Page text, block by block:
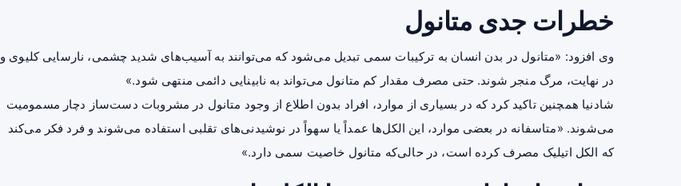
خطرات جدی متانول
وی افزود: «متانول در بدن انسان به ترکیبات سمی تبدیل می‌شود که می‌توانند به آسیب‌های شدید چشمی، نارسایی کلیوی و
در نهایت، مرگ منجر شوند. حتی مصرف مقدار کم متانول می‌تواند به نابینایی دائمی منتهی شود.»
شادنیا همچنین تاکید کرد که در بسیاری از موارد، افراد بدون اطلاع از وجود متانول در مشروبات دست‌ساز دچار مسمومیت
می‌شوند. «متاسفانه در بعضی موارد، این الکل‌ها عمداً یا سهواً در نوشیدنی‌های تقلبی استفاده می‌شوند و فرد فکر می‌کند
که الکل اتیلیک مصرف کرده است، در حالی‌که متانول خاصیت سمی دارد.»